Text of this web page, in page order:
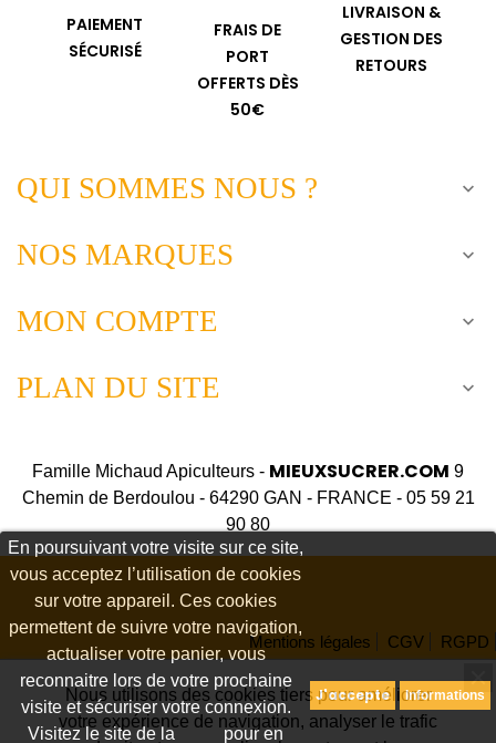
En poursuivant votre visite sur ce site,
vous acceptez l’utilisation de cookies
sur votre appareil. Ces cookies
permettent de suivre votre navigation,
actualiser votre panier, vous
reconnaitre lors de votre prochaine
visite et sécuriser votre connexion.
Visitez le site de la CNIL pour en
J'accepte Informations
PAIEMENT
SÉCURISÉ
FRAIS DE
PORT
OFFERTS DÈS
50€
LIVRAISON &
GESTION DES
RETOURS
QUI SOMMES NOUS ? 
NOS MARQUES 
MON COMPTE 
PLAN DU SITE 
Famille Michaud Apiculteurs - MIEUXSUCRER.COM 9
Chemin de Berdoulou - 64290 GAN - FRANCE - 05 59 21
90 80
Mentions légales CGV
RGPD
Fiches produits relatives aux qualités et caractéristiques
environnementales
Nous utilisons des cookies tiers pour améliorer
votre expérience de navigation, analyser le trafic